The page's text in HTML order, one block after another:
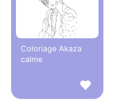
Coloriage Akaza
calme